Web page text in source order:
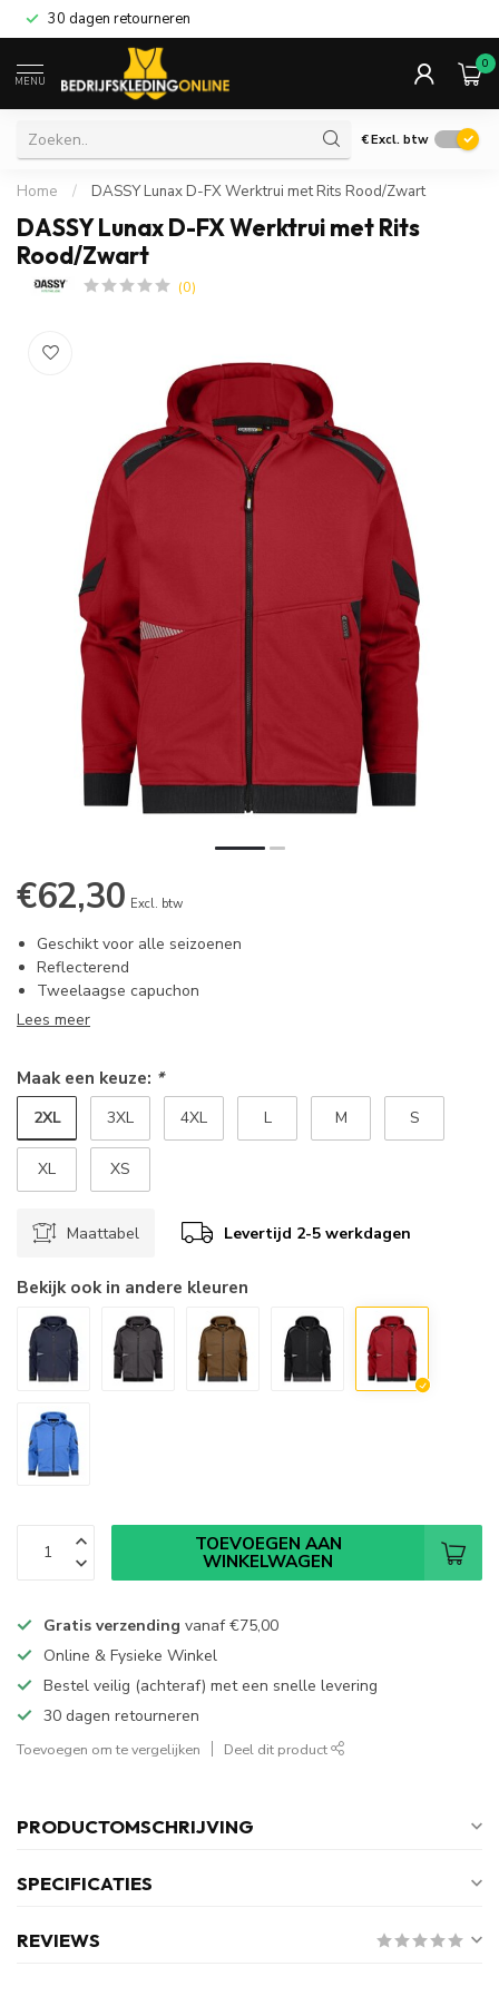
30 dagen retourneren
MENU
0
€Excl. btw
Home / DASSY Lunax D-FX Werktrui met Rits Rood/Zwart
DASSY Lunax D-FX Werktrui met Rits
Rood/Zwart
(0)
€62,30 Excl. btw
Geschikt voor alle seizoenen
Reflecterend
Tweelaagse capuchon
Lees meer
Maak een keuze: *
2XL 3XL 4XL L M S
XL XS
Maattabel Levertijd 2-5 werkdagen
Bekijk ook in andere kleuren
TOEVOEGEN AAN
WINKELWAGEN
Gratis verzending vanaf€75,00
Online & Fysieke Winkel
Bestel veilig (achteraf) met een snelle levering
30 dagen retourneren
Toevoegen om te vergelijken Deel dit product
PRODUCTOMSCHRIJVING
SPECIFICATIES
REVIEWS